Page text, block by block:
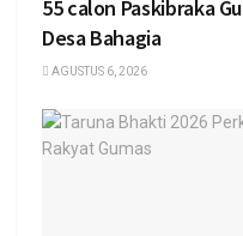
55 calon Paskibraka
Desa Bahagia
AGUSTUS 6, 2026